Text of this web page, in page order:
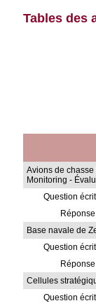
Tables des
Avions de
Monitoring -
Question
Réponse
Base navale de
Question
Réponse
Cellules
Question